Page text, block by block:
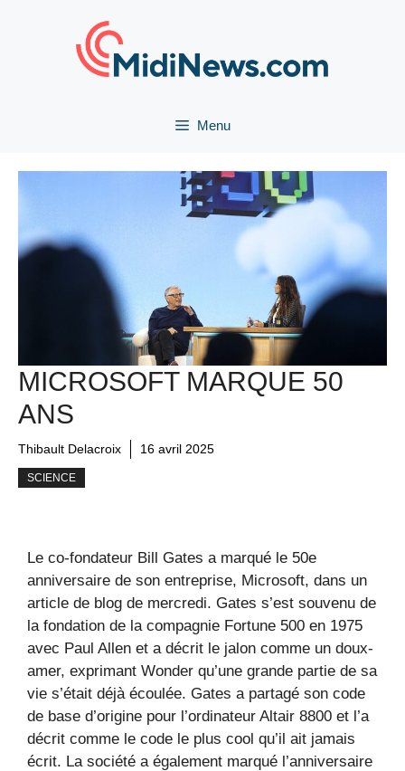
Menu
MICROSOFT MARQUE 50
ANS
Thibault Delacroix 16 avril 2025
SCIENCE
Le co-fondateur Bill Gates a marqué le 50e
anniversaire de son entreprise, Microsoft, dans un
article de blog de mercredi. Gates s’est souvenu de
la fondation de la compagnie Fortune 500 en 1975
avec Paul Allen et a décrit le jalon comme un doux-
amer, exprimant Wonder qu’une grande partie de sa
vie s’était déjà écoulée. Gates a partagé son code
de base d’origine pour l’ordinateur Altair 8800 et l’a
décrit comme le code le plus cool qu’il ait jamais
écrit. La société a également marqué l’anniversaire